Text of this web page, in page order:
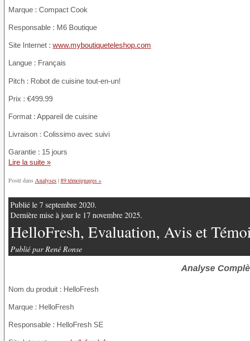
Marque : Compact Cook
Responsable : M6 Boutique
Site Internet : www.myboutiqueteleshop.com
Langue : Français
Pitch : Robot de cuisine tout-en-un!
Prix : €499.99
Format : Appareil de cuisine
Livraison : Colissimo avec suivi
Garantie : 15 jours
Lire la suite »
Posté dans Analyses|89 témoignages »
Publié le 7 septembre 2020.
Dernière mise à jour le 17 novembre 2025.
HelloFresh, Evaluation, Avis et
Publié par René Ronse
Analyse
Nom du produit : HelloFresh
Marque : HelloFresh
Responsable : HelloFresh SE